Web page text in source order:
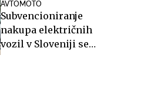
AVTOMOTO
Subvencioniranje
nakupa električnih
vozil v Sloveniji se